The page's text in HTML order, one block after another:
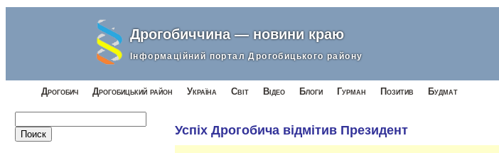
Дрогобиччина — новини краю
Інформаційний портал Дрогобицького району
Дрогобич Дрогобицький район Україна Світ Відео Блоги Гурман Позитив Будмат
Успіх Дрогобича відмітив Президент